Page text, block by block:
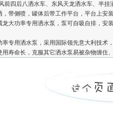
前四后八洒水车、东风天龙洒水车、半
，带侧喷，罐体后带工作平台，平台上
龙大功率专用洒水泵，泵可自吸自排，
率专用洒水泵，采用国际领先意大利技
寿命长，克服其它洒水泵易被杂物缠住